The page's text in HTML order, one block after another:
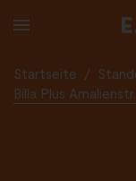
TO
Startseite /
Billa Plus